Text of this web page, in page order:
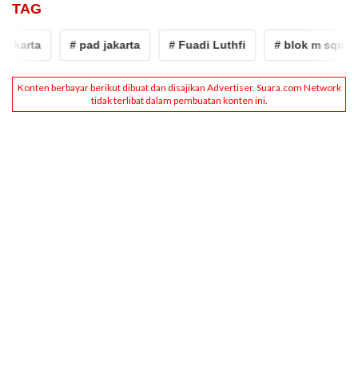
TAG
# pad jakarta # Fuadi Luthfi # blok m square